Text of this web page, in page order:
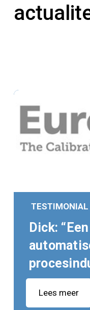
TESTIMONIAL
Dick:
Lees meer